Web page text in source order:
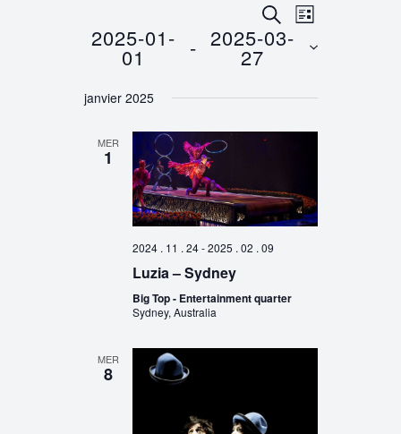
Recherche
et
navigation
de
Évènements
RECHERCHE
Navigation
de
LISTE
2025-01-
01 - 2025-03-
27
une
janvier 2025
MER
1
2024 . 11 . 24-2025 . 02 . 09
Luzia – Sydney
Big Top - Entertainment quarter
Sydney, Australia
MER
8